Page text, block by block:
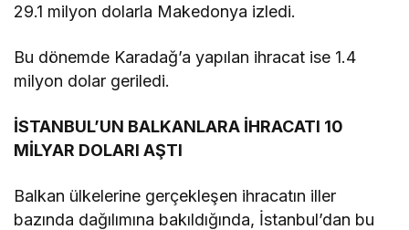
29.1 milyon dolarla Makedonya izledi.
Bu dönemde Karadağ’a yapılan ihracat ise 1.4
milyon dolar geriledi.
İSTANBUL’UN BALKANLARA İHRACATI 10
MİLYAR DOLARI AŞTI
Balkan ülkelerine gerçekleşen ihracatın iller
bazında dağılımına bakıldığında, İstanbul’dan bu